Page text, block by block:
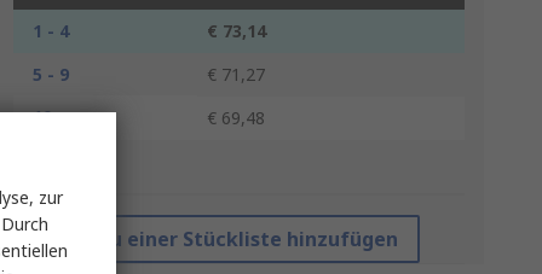
1 - 4
€ 73,14
5 - 9
€ 71,27
10 +
€ 69,48
Zu einer Stückliste hinzufügen
zur